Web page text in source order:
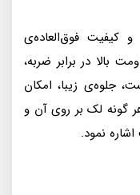
کیفیت فوق‌العاده‌ی
بالا در برابر ضربه،
جلوه‌ی زیبا، امکان
گونه لک بر روی آن و
نمود.